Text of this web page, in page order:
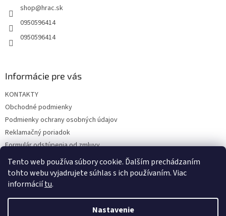
Tento web používa súbory cookie. Ďalším prechádzaním
tohto webu vyjadrujete súhlas s ich používaním. Viac
informáciítu.
Nastavenie
shop@hrac.sk
0950596414
0950596414
Informácie pre vás
KONTAKTY
Obchodné podmienky
Podmienky ochrany osobných údajov
Reklamačný poriadok
Formulár odstúpenia od zmluvy
Reklamačný formulár